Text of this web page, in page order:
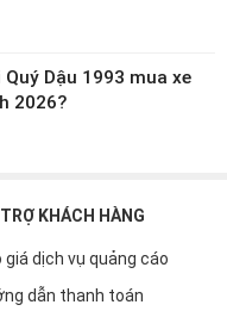
Dậu 1993 mua xe
2026?
TRỢ KHÁCH HÀNG
giá dịch vụ quảng cáo
dẫn thanh toán